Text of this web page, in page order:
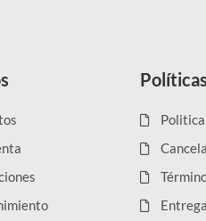
Políticas